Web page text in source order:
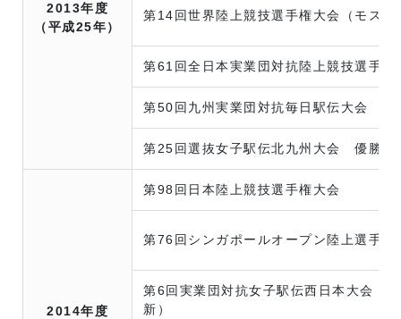
2013年度
（平成25年）
第14回世界陸上競技選手権大会（モスク
第61回全日本実業団対抗陸上競技選手権
第50回九州実業団対抗毎日駅伝大会 優
第25回選抜女子駅伝北九州大会 優勝
2014年度
第98回日本陸上競技選手権大会
第76回シンガポールオープン陸上選手権
第6回実業団対抗女子駅伝西日本大会
新）